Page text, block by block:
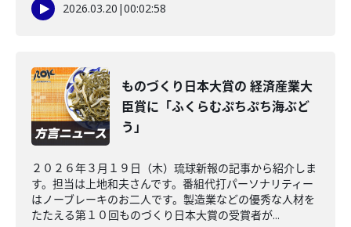
2026.03.20 |00:02:58
ものづくり日本大賞の 経済産業大
臣賞に「ふくらむぷちぷち海ぶど
う」
２０２６年３月１９日（木）琉球新報の記事から紹介しま
す。担当は上地和夫さんです。番組代打パーソナリティー
はノーブレーキのお二人です。製造業などの優秀な人材を
たたえる第１０回ものづくり日本大賞の受賞者が...